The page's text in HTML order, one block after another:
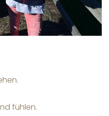
fühlen.